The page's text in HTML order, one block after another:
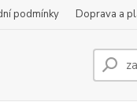
podmínky Doprava a